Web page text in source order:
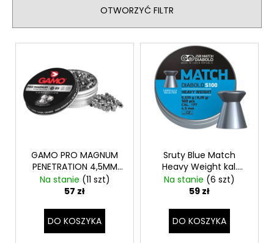
n
i
OTWORZYĆ FILTR
L
GAMO PRO MAGNUM
PENETRATION 4,5MM
750KS
Na stanie (11 szt)
57 zł
DO KOSZYKA
Sruty Blue Match
Heavy Weight kal.
4,5mm
Na stanie (6 szt)
59 zł
DO KOSZYKA